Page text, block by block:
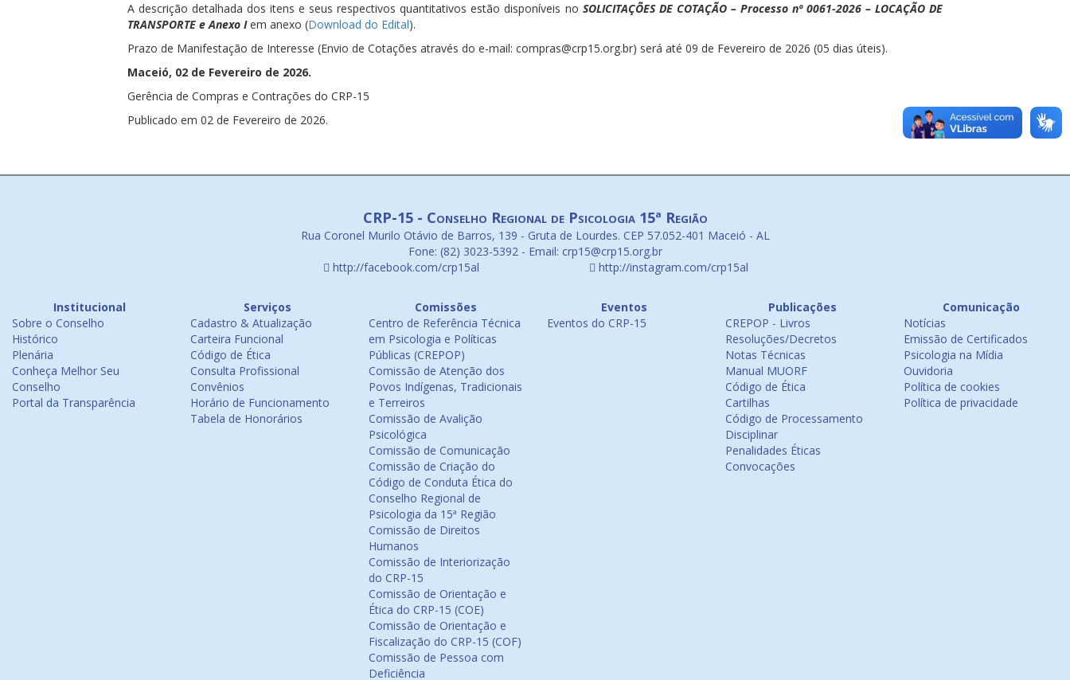
A descrição detalhada dos itens e seus respectivos quantitativos estão disponíveis no SOLICITAÇÕES DE COTAÇÃO – Processo nº 0061-2026 – LOCAÇÃO DE
TRANSPORTE e Anexo I em anexo (Download do Edital).
Prazo de Manifestação de Interesse (Envio de Cotações através do e-mail: compras@crp15.org.br) será até 09 de Fevereiro de 2026 (05 dias úteis).
Maceió, 02 de Fevereiro de 2026.
Gerência de Compras e Contrações do CRP-15
Publicado em 02 de Fevereiro de 2026.
CRP-15 - Conselho Regional de Psicologia 15ª Região
Rua Coronel Murilo Otávio de Barros, 139 - Gruta de Lourdes. CEP 57.052-401 Maceió - AL
Fone: (82) 3023-5392 - Email: crp15@crp15.org.br
http://facebook.com/crp15al
http://instagram.com/crp15al
Institucional
Sobre o Conselho
Histórico
Plenária
Conheça Melhor Seu
Conselho
Portal da Transparência
Serviços
Cadastro & Atualização
Carteira Funcional
Código de Ética
Consulta Profissional
Convênios
Horário de Funcionamento
Tabela de Honorários
Comissões
Centro de Referência Técnica
em Psicologia e Políticas
Públicas (CREPOP)
Comissão de Atenção dos
Povos Indígenas, Tradicionais
e Terreiros
Comissão de Avalição
Psicológica
Comissão de Comunicação
Comissão de Criação do
Código de Conduta Ética do
Conselho Regional de
Psicologia da 15ª Região
Comissão de Direitos
Humanos
Comissão de Interiorização
do CRP-15
Comissão de Orientação e
Ética do CRP-15 (COE)
Comissão de Orientação e
Fiscalização do CRP-15 (COF)
Comissão de Pessoa com
Deficiência
Eventos
Eventos do CRP-15
Publicações
CREPOP - Livros
Resoluções/Decretos
Notas Técnicas
Manual MUORF
Código de Ética
Cartilhas
Código de Processamento
Disciplinar
Penalidades Éticas
Convocações
Comunicação
Notícias
Emissão de Certificados
Psicologia na Mídia
Ouvidoria
Política de cookies
Política de privacidade